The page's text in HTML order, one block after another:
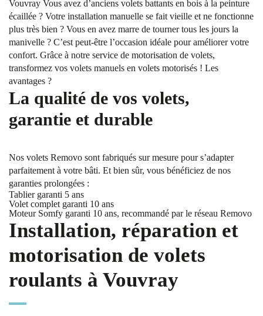
Vouvray Vous avez d’anciens volets battants en bois à la peinture
écaillée ? Votre installation manuelle se fait vieille et ne fonctionne
plus très bien ? Vous en avez marre de tourner tous les jours la
manivelle ? C’est peut-être l’occasion idéale pour améliorer votre
confort. Grâce à notre service de motorisation de volets,
transformez vos volets manuels en volets motorisés ! Les
avantages ?
La qualité de vos volets,
garantie et durable
Nos volets Removo sont fabriqués sur mesure pour s’adapter
parfaitement à votre bâti. Et bien sûr, vous bénéficiez de nos
garanties prolongées :
Tablier garanti 5 ans
Volet complet garanti 10 ans
Moteur Somfy garanti 10 ans, recommandé par le réseau Removo
Installation, réparation et
motorisation de volets
roulants à Vouvray